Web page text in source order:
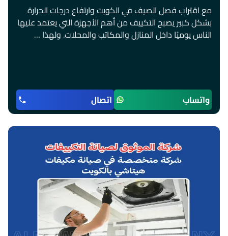
مع اقتراب فصل الصيف في الكويت وارتفاع درجات الحرارة
بشكل كبير يصبح التكييف من أهم الأجهزة التي يعتمد عليها
الناس يوميًا داخل المنازل والمكاتب والمحلات. ولهذا …
واتساب اتصال